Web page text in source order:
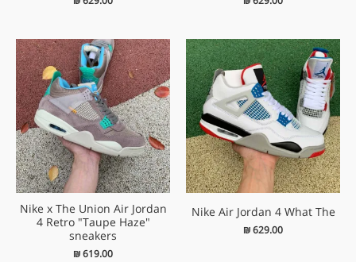
Nike Air Jordan 4 What The
₪629.00
Nike x The Union Air Jordan
4 Retro "Taupe Haze"
sneakers
₪619.00